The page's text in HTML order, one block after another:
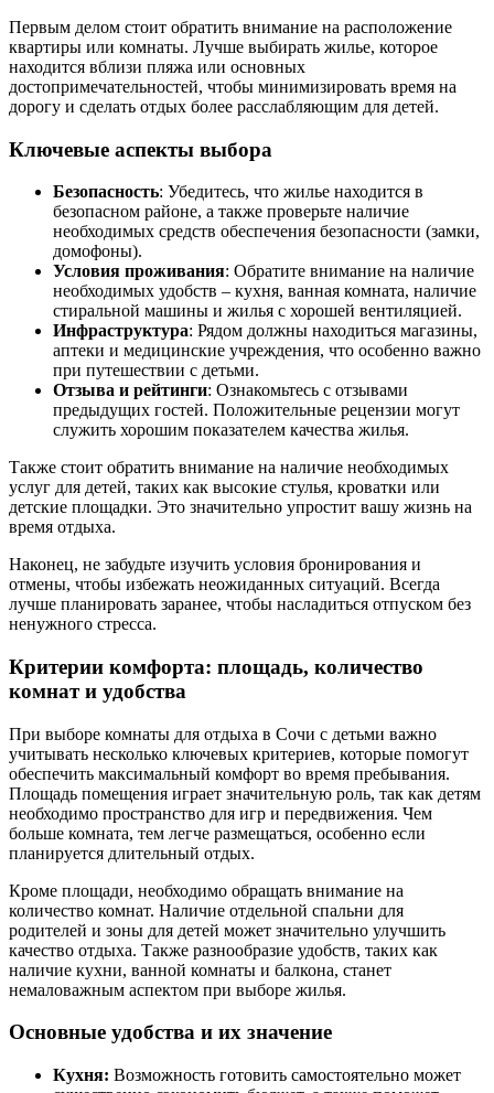
Первым делом стоит обратить внимание на расположение
квартиры или комнаты. Лучше выбирать жилье, которое
находится вблизи пляжа или основных
достопримечательностей, чтобы минимизировать время на
дорогу и сделать отдых более расслабляющим для детей.
Ключевые аспекты выбора
Безопасность: Убедитесь, что жилье находится в
безопасном районе, а также проверьте наличие
необходимых средств обеспечения безопасности (замки,
домофоны).
Условия проживания: Обратите внимание на наличие
необходимых удобств – кухня, ванная комната, наличие
стиральной машины и жилья с хорошей вентиляцией.
Инфраструктура: Рядом должны находиться магазины,
аптеки и медицинские учреждения, что особенно важно
при путешествии с детьми.
Отзыва и рейтинги: Ознакомьтесь с отзывами
предыдущих гостей. Положительные рецензии могут
служить хорошим показателем качества жилья.
Также стоит обратить внимание на наличие необходимых
услуг для детей, таких как высокие стулья, кроватки или
детские площадки. Это значительно упростит вашу жизнь на
время отдыха.
Наконец, не забудьте изучить условия бронирования и
отмены, чтобы избежать неожиданных ситуаций. Всегда
лучше планировать заранее, чтобы насладиться отпуском без
ненужного стресса.
Критерии комфорта: площадь, количество
комнат и удобства
При выборе комнаты для отдыха в Сочи с детьми важно
учитывать несколько ключевых критериев, которые помогут
обеспечить максимальный комфорт во время пребывания.
Площадь помещения играет значительную роль, так как детям
необходимо пространство для игр и передвижения. Чем
больше комната, тем легче размещаться, особенно если
планируется длительный отдых.
Кроме площади, необходимо обращать внимание на
количество комнат. Наличие отдельной спальни для
родителей и зоны для детей может значительно улучшить
качество отдыха. Также разнообразие удобств, таких как
наличие кухни, ванной комнаты и балкона, станет
немаловажным аспектом при выборе жилья.
Основные удобства и их значение
Кухня: Возможность готовить самостоятельно может